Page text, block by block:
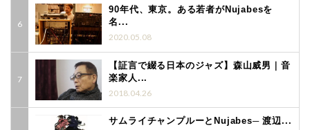
90年代、東京。ある若者がNujabesを
名...
2020.05.08
【証言で綴る日本のジャズ】森山威男｜音
楽家人...
2018.04.26
サムライチャンプルーとNujabes─ 渡辺...